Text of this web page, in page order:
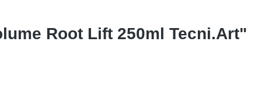
Root Lift 250ml Tecni.Art"